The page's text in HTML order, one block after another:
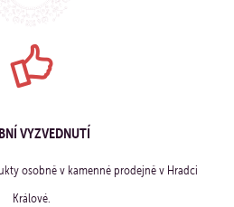
VYZVEDNUTÍ
osobně v kamenné prodejně v Hradci
Králové.